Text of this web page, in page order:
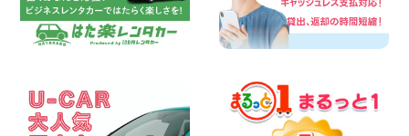
お盆期間中の休業期間のご案内 千葉県 千
葉花見川店
100円レンタカー 千葉花見川
やっぱりオープンカーは最高!!!ですね 兵
100円レンタカー 加古川
2026年08月08日